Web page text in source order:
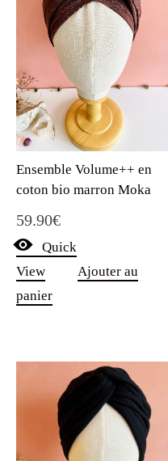
Ensemble Volume++ en
coton bio marron Moka
59.90€
Quick
View
Ajouter au
panier